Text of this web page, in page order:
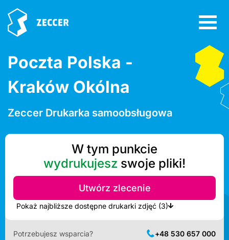
Poczta Polska -
Kraków Okólna
Zeccer Drukarka samoobsługowa
W tym punkcie
wydrukujesz swoje pliki!
Utwórz zlecenie
Pokaż najbliższe dostępne drukarki zdjęć (3)
Potrzebujesz wsparcia? +48 530 657 000